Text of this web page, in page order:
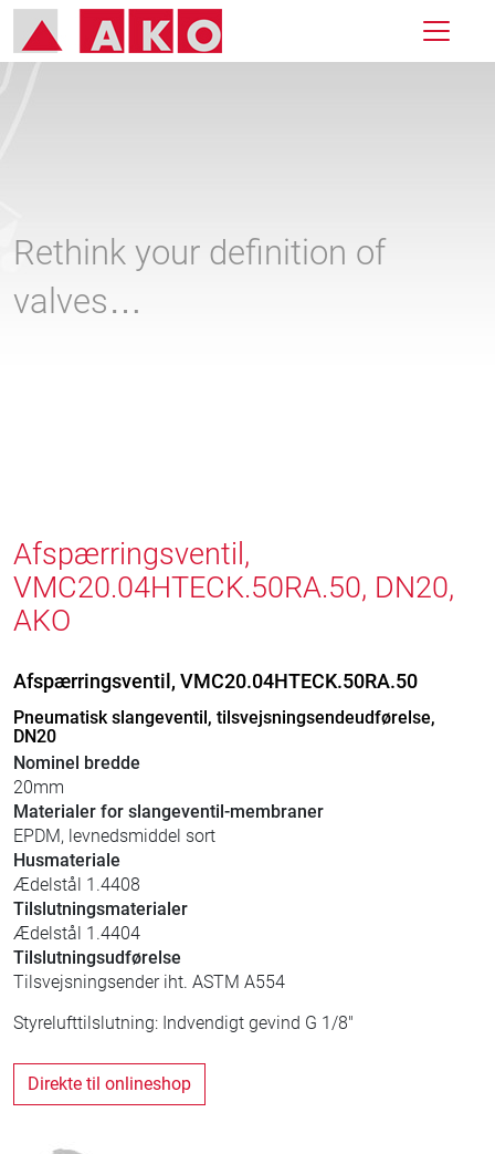
Rethink your definition of
valves…
Afspærringsventil,
VMC20.04HTECK.50RA.50, DN20,
AKO
Afspærringsventil, VMC20.04HTECK.50RA.50
Pneumatisk slangeventil, tilsvejsningsendeudførelse,
DN20
Nominel bredde
20mm
Materialer for slangeventil-membraner
EPDM, levnedsmiddel sort
Husmateriale
Ædelstål 1.4408
Tilslutningsmaterialer
Ædelstål 1.4404
Tilslutningsudførelse
Tilsvejsningsender iht. ASTM A554
Styrelufttilslutning: Indvendigt gevind G 1/8"
Direkte til onlineshop